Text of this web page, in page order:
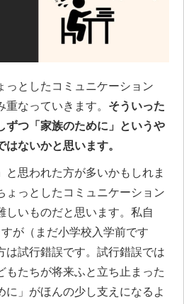
としたコミュニケーション
なっていきます。 そういった
ずつ「家族のために」というや
ないかと思います。
思われた方が多いかもしれま
ょっとしたコミュニケーション
しいものだと思います。私自
が（まだ小学校入学前です
は試行錯誤です。試行錯誤では
もたちが将来ふと立ち止まった
に」がほんの少し支えになるよ